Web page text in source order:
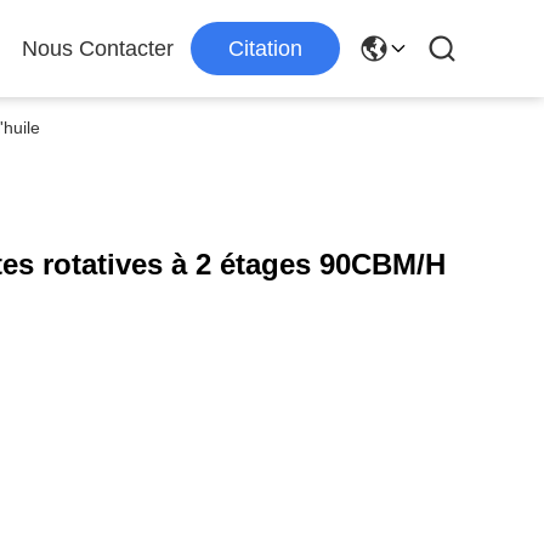
Nous Contacter Citation
rotatives à 2 étages 90CBM/H